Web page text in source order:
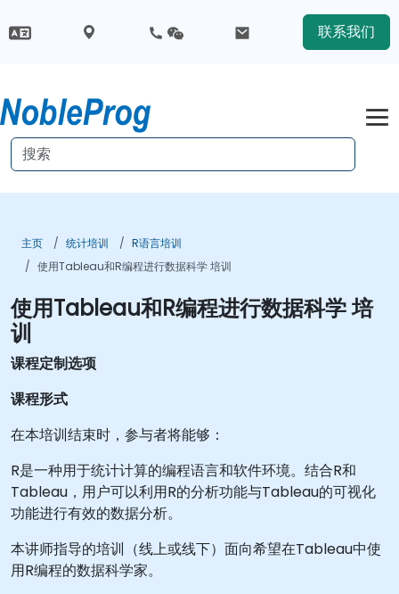
联系我们
主页 统计培训
R语言培训
使用Tableau和R编程进行数据科学 培训
使用Tableau和R编程进行数据科学 培
训
课程定制选项
课程形式
在本培训结束时，参与者将能够：
R是一种用于统计计算的编程语言和软件环境。结合R和
Tableau，用户可以利用R的分析功能与Tableau的可视化
功能进行有效的数据分析。
本讲师指导的培训（线上或线下）面向希望在Tableau中使
用R编程的数据科学家。